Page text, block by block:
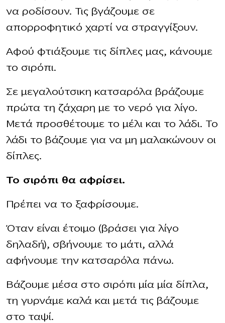
να ροδίσουν. Τις βγάζουμε σε
απορροφητικό χαρτί να στραγγίξουν.
Αφού φτιάξουμε τις δίπλες μας, κάνουμε
το σιρόπι.
Σε μεγαλούτσικη κατσαρόλα βράζουμε
πρώτα τη ζάχαρη με το νερό για λίγο.
Μετά προσθέτουμε το μέλι και το λάδι. Το
λάδι το βάζουμε για να μη μαλακώνουν οι
δίπλες.
Το σιρόπι θα αφρίσει.
Πρέπει να το ξαφρίσουμε.
Όταν είναι έτοιμο (βράσει για λίγο
δηλαδή), σβήνουμε το μάτι, αλλά
αφήνουμε την κατσαρόλα πάνω.
Βάζουμε μέσα στο σιρόπι μία μία δίπλα,
τη γυρνάμε καλά και μετά τις βάζουμε
στο ταψί.